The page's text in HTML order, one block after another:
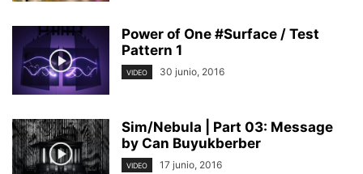
Power of One #Surface / Test
Pattern 1
VIDEO 30 junio, 2016
Sim/Nebula | Part 03: Message
by Can Buyukberber
VIDEO 17 junio, 2016